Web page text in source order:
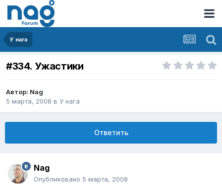
У нага
#334. Ужастики
Автор: Nag
5 марта, 2008 в У нага
Ответить
Nag
Опубликовано 5 марта, 2008